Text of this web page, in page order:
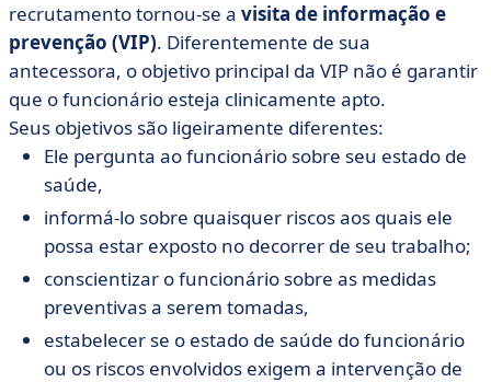
recrutamento tornou-se a visita de informação e
prevenção (VIP). Diferentemente de sua
antecessora, o objetivo principal da VIP não é garantir
que o funcionário esteja clinicamente apto.
Seus objetivos são ligeiramente diferentes:
Ele pergunta ao funcionário sobre seu estado de
saúde,
informá-lo sobre quaisquer riscos aos quais ele
possa estar exposto no decorrer de seu trabalho;
conscientizar o funcionário sobre as medidas
preventivas a serem tomadas,
estabelecer se o estado de saúde do funcionário
ou os riscos envolvidos exigem a intervenção de